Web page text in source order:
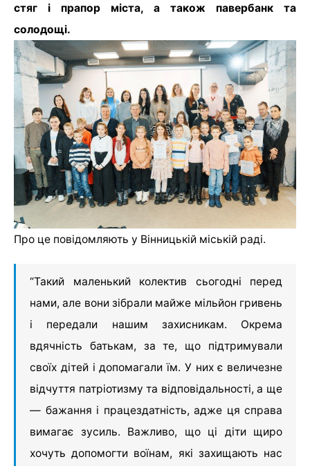
стяг і прапор міста, а також павербанк та
солодощі.
Про це повідомляють у Вінницькій міській раді.
“Такий маленький колектив сьогодні перед
нами, але вони зібрали майже мільйон гривень
і передали нашим захисникам. Окрема
вдячність батькам, за те, що підтримували
своїх дітей і допомагали їм. У них є величезне
відчуття патріотизму та відповідальності, а ще
— бажання і працездатність, адже ця справа
вимагає зусиль. Важливо, що ці діти щиро
хочуть допомогти воїнам, які захищають нас